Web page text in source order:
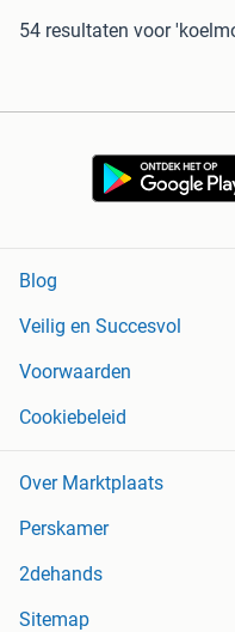
54 resultaten voor
Blog
Veilig en Succesvol
Voorwaarden
Cookiebeleid
Over Marktplaats
Perskamer
2dehands
Sitemap